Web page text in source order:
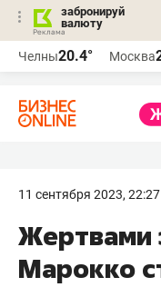
забронируй
валюту
Челны20.4° Москва
11 сентября 2023, 22:27
Жертвами
Марокко